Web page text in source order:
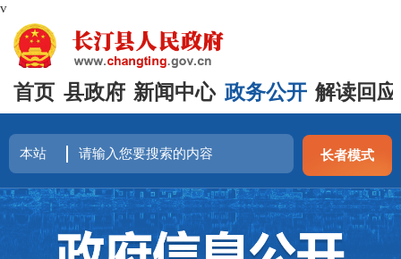
v
首页 县政府 新闻中心 政务公开 解读回应
长者模式